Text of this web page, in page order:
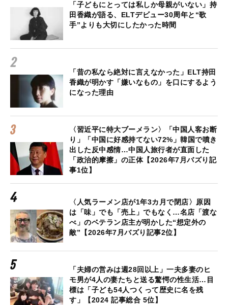
「子どもにとっては私しか母親がいない」持
田香織が語る、ELTデビュー30周年と“歌
手”よりも大切にしたかった時間
「昔の私なら絶対に言えなかった」ELT持田
香織が明かす「嫌いなもの」を口にするよう
になった理由
〈習近平に特大ブーメラン〉「中国人客お断
り」「中国に好感持てない72%」韓国で噴き
出した反中感情…中国人旅行者が直面した
「政治的摩擦」の正体【2026年7月バズり記
事1位】
〈人気ラーメン店が1年3カ月で閉店〉原因
は「味」でも「売上」でもなく…名店「渡な
べ」のベテラン店主が明かした“想定外の
敵”【2026年7月バズり記事2位】
「夫婦の営みは週28回以上」一夫多妻のヒ
モ男が4人の妻たちと送る驚愕の性生活…目
標は「子ども54人つくって歴史に名を残
す」【2024 記事総合 5位】